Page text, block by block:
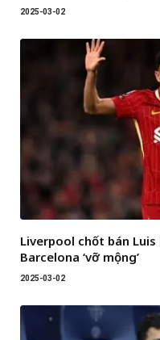
2025-03-02
Liverpool chốt bán
Barcelona ‘vỡ mộng’
2025-03-02